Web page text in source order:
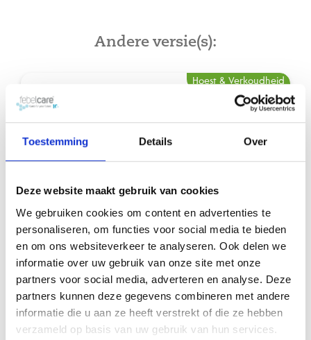
Toestemming Details Over
Deze website maakt gebruik van cookies
We gebruiken cookies om content en advertenties te
personaliseren, om functies voor social media te bieden
en om ons websiteverkeer te analyseren. Ook delen we
informatie over uw gebruik van onze site met onze
partners voor social media, adverteren en analyse. Deze
partners kunnen deze gegevens combineren met andere
informatie die u aan ze heeft verstrekt of die ze hebben
verzameld op basis van uw gebruik van hun services.
Andere versie(s):
Hoest & Verkoudheid
Febelcare Aero vernevelaar kit baby
Kit voor baby's
Febelcare Aero is een gamma bestaande uit:
compressoren, accessoires en voorzetkamers....
Meer info